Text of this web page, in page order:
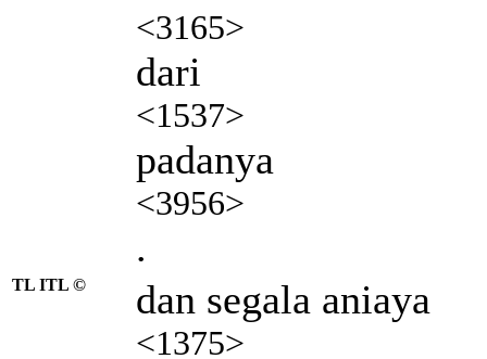
<3165>
dari
<1537>
padanya
<3956>
.
TL ITL © dan segala aniaya
<1375>